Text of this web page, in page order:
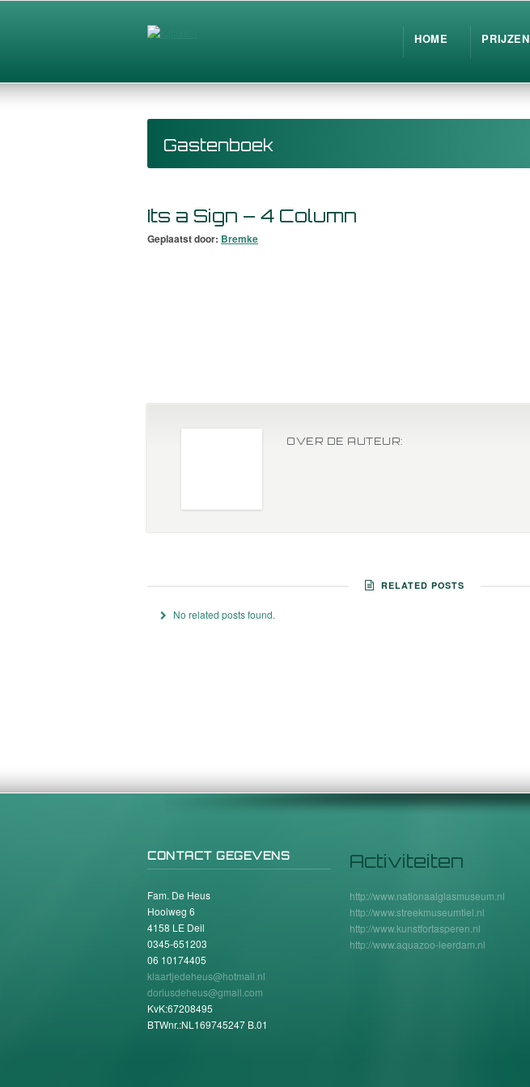
HOME PRIJZEN
Gastenboek
Its a Sign – 4 Column
Geplaatst door: Bremke
OVER DE AUTEUR:
RELATED POSTS
No related posts found.
CONTACT GEGEVENS
Fam. De Heus
Hooiweg 6
4158 LE Deil
0345-651203
06 10174405
klaartjedeheus@hotmail.nl
doriusdeheus@gmail.com
KvK:67208495
BTWnr.:NL169745247 B.01
Activiteiten
http://www.nationaalglasmuseum.nl
http://www.streekmuseumtiel.nl
http://www.kunstfortasperen.nl
http://www.aquazoo-leerdam.nl